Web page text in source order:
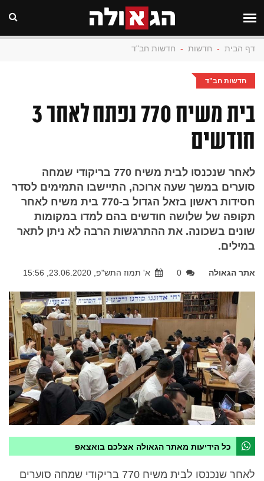
דף הבית - חדשות - חדשות חב"ד
חדשות חב"ד
בית משיח 770 נפתח לאחר 3
חודשים
לאחר שנכנסו לבית משיח 770 בריקודי שמחה
סוערים במשך שעה ארוכה, התיישבו התמימים לסדר
חסידות ראשון בזאל הגדול ב-770 בית משיח לאחר
תקופה של שלושה חודשים בהם למדו במקומות
שונים בשכונה. את ההתרגשות הרבה לא ניתן לתאר
במילים.
אתר הגאולה 0 א' תמוז התש"פ, 23.06.2020, 15:56
כל הידיעות מאתר הגאולה אצלכם בואצאפ
לאחר שנכנסו לבית משיח 770 בריקודי שמחה סוערים